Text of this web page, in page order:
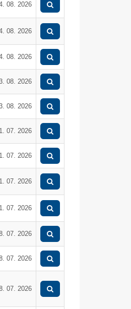
2025 Dar od spoločnosti
08. 2026
08. 2026
08. 2026
08. 2026
08. 2026
07. 2026
07. 2026
07. 2026
07. 2026
07. 2026
07. 2026
07. 2026